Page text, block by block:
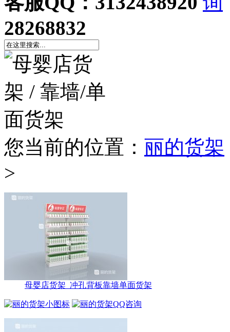
28268832
您当前的位置： 丽的货架
>
母婴店货架_冲孔背板靠墙单面货架